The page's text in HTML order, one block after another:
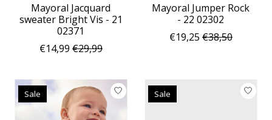
Mayoral Jacquard
sweater Bright Vis - 21
02371
€14,99 €29,99
Mayoral Jumper Rock
- 22 02302
€19,25 €38,50
Sale Sale